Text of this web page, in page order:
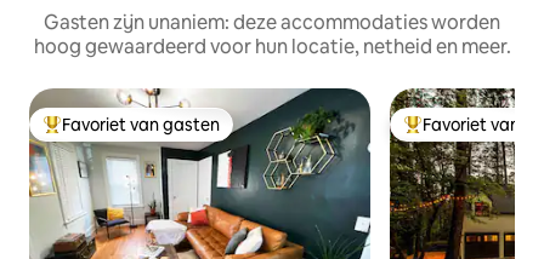
Gasten zijn unaniem: deze accommodaties worden
hoog gewaardeerd voor hun locatie, netheid en meer.
Topfavoriet van gasten
Favoriet van gasten Topfavoriet van
Favoriet van